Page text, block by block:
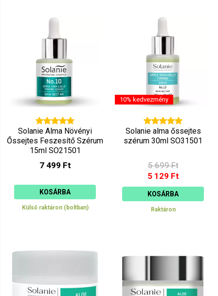
Solanie Alma Növényi
Őssejtes Feszesítő Szérum
15ml SO21501
7 499 Ft
KOSÁRBA
Külső raktáron (boltban)
10% kedvezmény
Solanie alma őssejtes
szérum 30ml SO31501
5 699 Ft
5 129 Ft
KOSÁRBA
Raktáron